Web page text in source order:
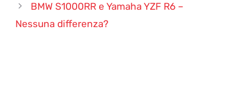
BMW S1000RR e Yamaha YZF R6 –
Nessuna differenza?